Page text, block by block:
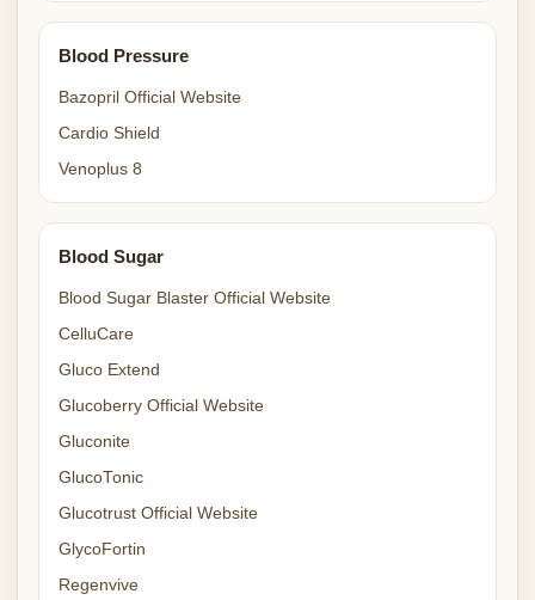
Blood Pressure
Bazopril Official Website
Cardio Shield
Venoplus 8
Blood Sugar
Blood Sugar Blaster Official Website
CelluCare
Gluco Extend
Glucoberry Official Website
Gluconite
GlucoTonic
Glucotrust Official Website
GlycoFortin
Regenvive